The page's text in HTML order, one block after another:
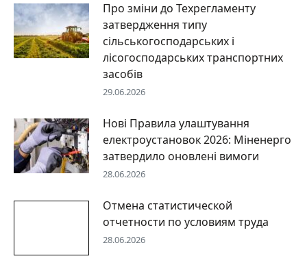
Про зміни до Техрегламенту
затвердження типу
сільськогосподарських і
лісогосподарських транспортних
засобів
29.06.2026
Нові Правила улаштування
електроустановок 2026: Міненерго
затвердило оновлені вимоги
28.06.2026
Отмена статистической
отчетности по условиям труда
28.06.2026